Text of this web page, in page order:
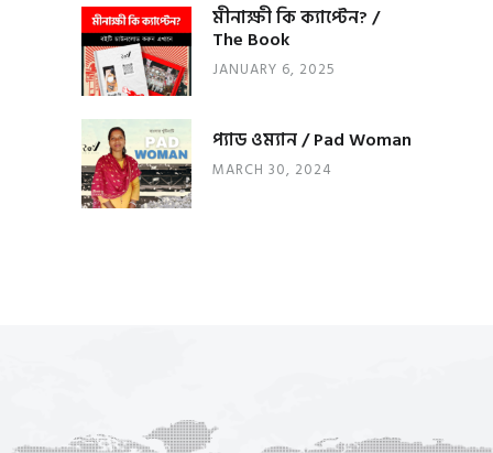
মীনাক্ষী কি ক্যাপ্টেন? /
The Book
JANUARY 6, 2025
প্যাড ওম্যান / Pad Woman
MARCH 30, 2024